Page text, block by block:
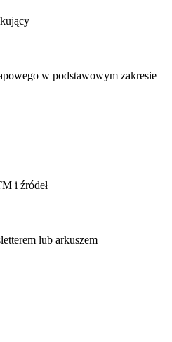
w podstawowym zakresie
i źródeł
lub arkuszem